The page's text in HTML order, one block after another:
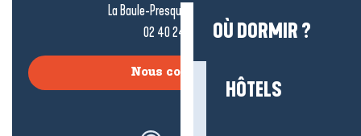
OÙ DORMIR ?
HÔTELS
La Baule-Presqu’île de Guérande
02 40 24 34 44
Nous contacter